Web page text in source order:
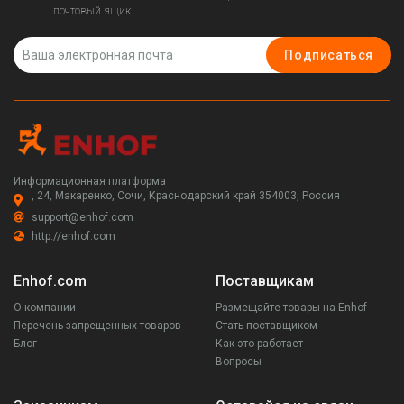
почтовый ящик.
Подписаться
Информационная платформа
, 24, Макаренко, Сочи, Краснодарский край 354003, Россия
support@enhof.com
http://enhof.com
Enhof.com
О компании
Перечень запрещенных товаров
Блог
Поставщикам
Размещайте товары на Enhof
Стать поставщиком
Как это работает
Вопросы